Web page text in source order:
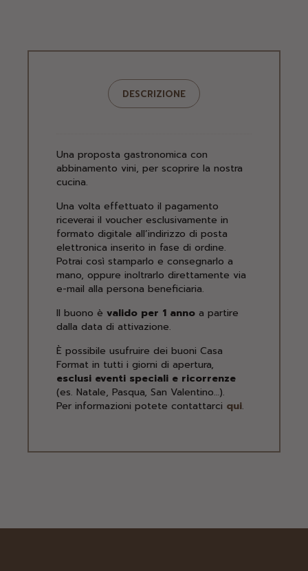
DESCRIZIONE
Una proposta gastronomica con
abbinamento vini, per scoprire la nostra
cucina.
Una volta effettuato il pagamento
riceverai il voucher esclusivamente in
formato digitale all’indirizzo di posta
elettronica inserito in fase di ordine.
Potrai così stamparlo e consegnarlo a
mano, oppure inoltrarlo direttamente via
e-mail alla persona beneficiaria.
Il buono è valido per 1 anno a partire
dalla data di attivazione.
È possibile usufruire dei buoni Casa
Format in tutti i giorni di apertura,
esclusi eventi speciali e ricorrenze
(es. Natale, Pasqua, San Valentino…).
Per informazioni potete contattarci qui.